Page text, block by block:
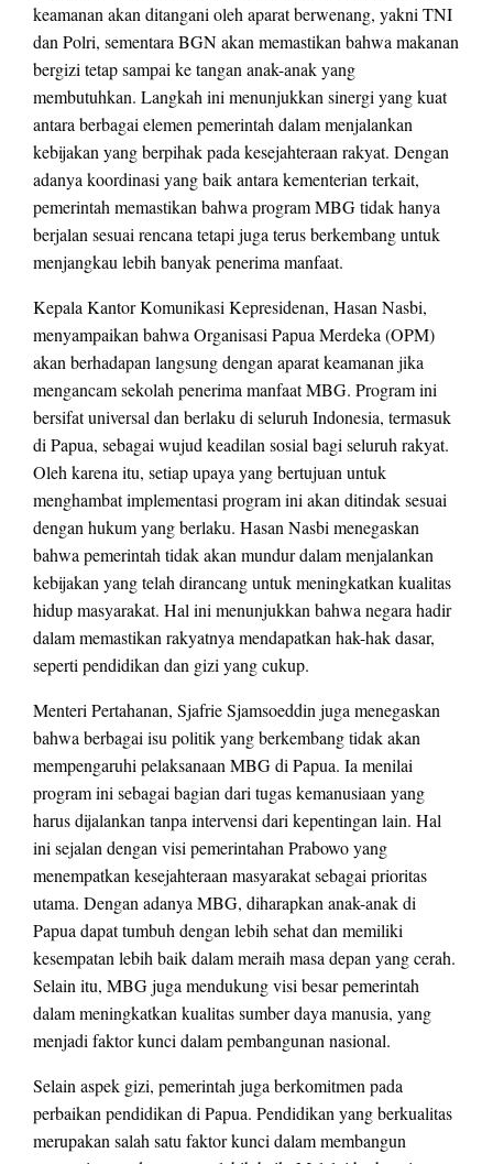
keamanan akan ditangani oleh aparat berwenang, yakni TNI
dan Polri, sementara BGN akan memastikan bahwa makanan
bergizi tetap sampai ke tangan anak-anak yang
membutuhkan. Langkah ini menunjukkan sinergi yang kuat
antara berbagai elemen pemerintah dalam menjalankan
kebijakan yang berpihak pada kesejahteraan rakyat. Dengan
adanya koordinasi yang baik antara kementerian terkait,
pemerintah memastikan bahwa program MBG tidak hanya
berjalan sesuai rencana tetapi juga terus berkembang untuk
menjangkau lebih banyak penerima manfaat.
Kepala Kantor Komunikasi Kepresidenan, Hasan Nasbi,
menyampaikan bahwa Organisasi Papua Merdeka (OPM)
akan berhadapan langsung dengan aparat keamanan jika
mengancam sekolah penerima manfaat MBG. Program ini
bersifat universal dan berlaku di seluruh Indonesia, termasuk
di Papua, sebagai wujud keadilan sosial bagi seluruh rakyat.
Oleh karena itu, setiap upaya yang bertujuan untuk
menghambat implementasi program ini akan ditindak sesuai
dengan hukum yang berlaku. Hasan Nasbi menegaskan
bahwa pemerintah tidak akan mundur dalam menjalankan
kebijakan yang telah dirancang untuk meningkatkan kualitas
hidup masyarakat. Hal ini menunjukkan bahwa negara hadir
dalam memastikan rakyatnya mendapatkan hak-hak dasar,
seperti pendidikan dan gizi yang cukup.
Menteri Pertahanan, Sjafrie Sjamsoeddin juga menegaskan
bahwa berbagai isu politik yang berkembang tidak akan
mempengaruhi pelaksanaan MBG di Papua. Ia menilai
program ini sebagai bagian dari tugas kemanusiaan yang
harus dijalankan tanpa intervensi dari kepentingan lain. Hal
ini sejalan dengan visi pemerintahan Prabowo yang
menempatkan kesejahteraan masyarakat sebagai prioritas
utama. Dengan adanya MBG, diharapkan anak-anak di
Papua dapat tumbuh dengan lebih sehat dan memiliki
kesempatan lebih baik dalam meraih masa depan yang cerah.
Selain itu, MBG juga mendukung visi besar pemerintah
dalam meningkatkan kualitas sumber daya manusia, yang
menjadi faktor kunci dalam pembangunan nasional.
Selain aspek gizi, pemerintah juga berkomitmen pada
perbaikan pendidikan di Papua. Pendidikan yang berkualitas
merupakan salah satu faktor kunci dalam membangun